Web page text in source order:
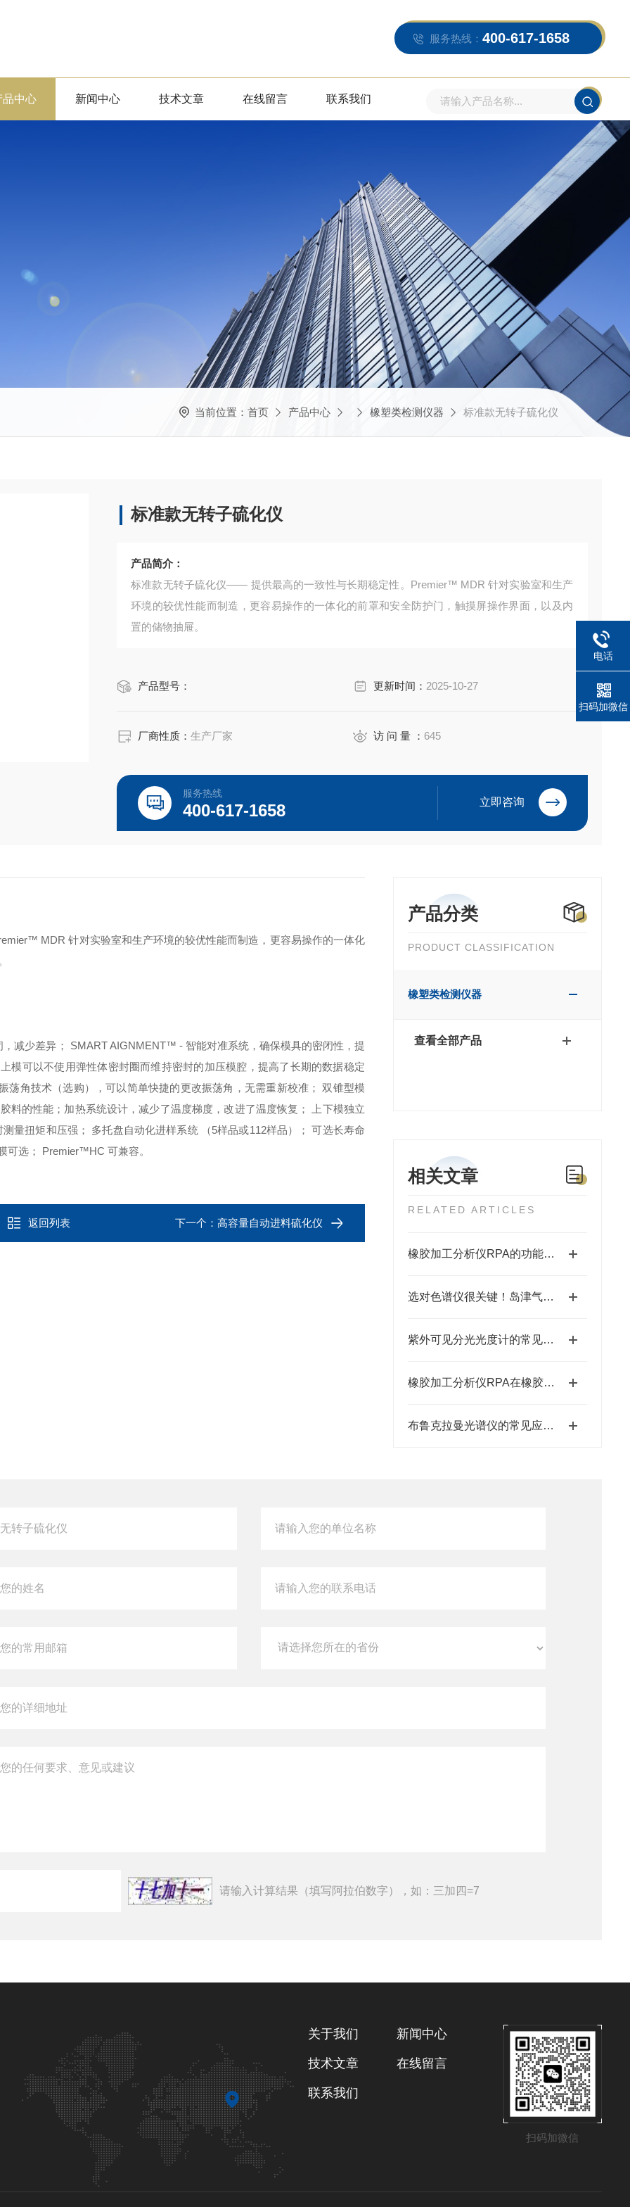
服务热线： 400-617-1658
品中心 新闻中心 技术文章 在线留言 联系我们
当前位置： 首页 产品中心 橡塑类检测仪器 标准款无转子硫化仪
标准款无转子硫化仪
产品简介：
标准款无转子硫化仪—— 提供最高的一致性与长期稳定性。Premier™ MDR 针对实验室和生产
环境的较优性能而制造，更容易操作的一体化的前罩和安全防护门，触摸屏操作界面，以及内
置的储物抽屉。
产品型号： 更新时间： 2025-10-27
厂商性质：生产厂家 访 问 量 ： 645
服务热线
400-617-1658 立即咨询
产品分类
PRODUCT CLASSIFICATION
橡塑类检测仪器
查看全部产品
相关文章
RELATED ARTICLES
橡胶加工分析仪RPA的功能体现在哪些方面？
选对色谱仪很关键！岛津气相色谱仪的核心优势解析
紫外可见分光光度计的常见应用有哪些？
橡胶加工分析仪RPA在橡胶生产过程中的作用
布鲁克拉曼光谱仪的常见应用体现在哪些方面？
MDR 针对实验室和生产环境的较优性能而制造，更容易操作的一体化
减少差异；
SMART AIGNMENT™ - 智能对准系统，确保模具的密闭性，提
可以不使用弹性体密封圈而维持密封的加压模腔，提高了长期的数据稳定
角技术（选购），可以简单快捷的更改振荡角，无需重新校准；
双锥型模
料的性能； 加热系统设计，减少了温度梯度，改进了温度恢复；
上下模独立
量扭矩和压强；
多托盘自动化进样系统 （5样品或112样品）； 可选长寿命
可选；
Premier™HC 可兼容。
返回列表 下一个： 高容量自动进料硫化仪
请输入计算结果（填写阿拉伯数字），如：三加四=7
扫码加微信
关于我们 新闻中心
技术文章 在线留言
联系我们
电话
扫码加微信